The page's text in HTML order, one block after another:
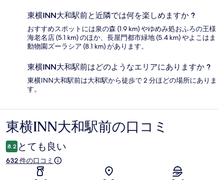
東横INN大和駅前と近隣では何を楽しめますか ?
おすすめスポットには泉の森 (1.9 km) やゆめみ処おふろの王様
海老名店 (5.1 km) のほか、長屋門都市緑地 (5.4 km) やよこはま
動物園ズーラシア (8.1 km) があります。
東横INN大和駅前はどのようなエリアにありますか ?
東横INN大和駅前は大和駅から徒歩で 2 分ほどの場所にありま
す。
口
コ
ミ
東横INN大和駅前の口コミ
8.2 とても良い
632 件の口コミ